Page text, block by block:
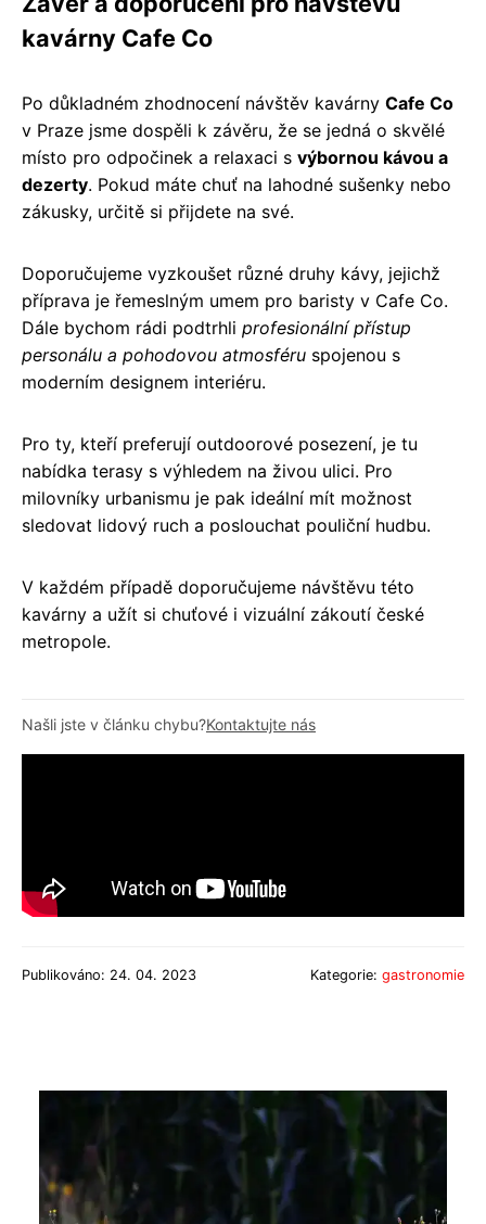
kavárny Cafe Co
Po důkladném zhodnocení návštěv kavárny Cafe Co
v Praze jsme dospěli k závěru, že se jedná o skvělé
místo pro odpočinek a relaxaci s výbornou kávou a
dezerty. Pokud máte chuť na lahodné sušenky nebo
zákusky, určitě si přijdete na své.
Doporučujeme vyzkoušet různé druhy kávy, jejichž
příprava je řemeslným umem pro baristy v Cafe Co.
Dále bychom rádi podtrhli profesionální přístup
personálu a pohodovou atmosféru spojenou s
moderním designem interiéru.
Pro ty, kteří preferují outdoorové posezení, je tu
nabídka terasy s výhledem na živou ulici. Pro
milovníky urbanismu je pak ideální mít možnost
sledovat lidový ruch a poslouchat pouliční hudbu.
V každém případě doporučujeme návštěvu této
kavárny a užít si chuťové i vizuální zákoutí české
metropole.
Našli jste v článku chybu?Kontaktujte nás
Publikováno: 24. 04. 2023 Kategorie: gastronomie